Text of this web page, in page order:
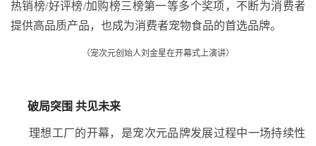
热销榜/好评榜/加购榜三榜第一等多个奖项，不断为消费者
提供高品质产品，也成为消费者宠物食品的首选品牌。
（宠次元创始人刘金星在开幕式上演讲）
破局突围 共见未来
理想工厂的开幕，是宠次元品牌发展过程中一场持续性